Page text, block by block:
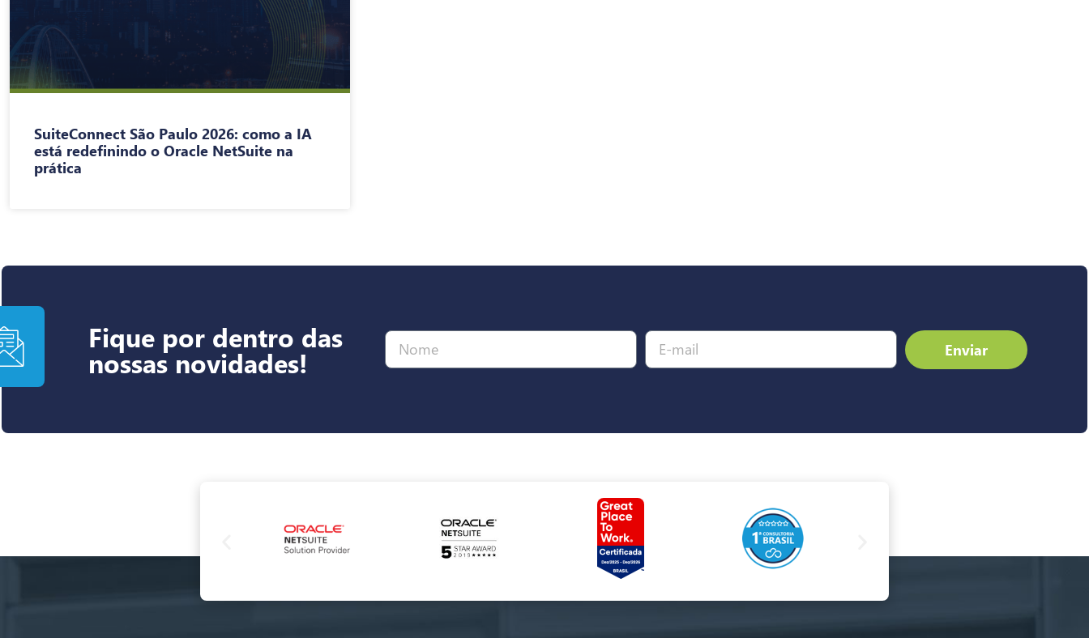
SuiteConnect São Paulo 2026: como a IA
está redefinindo o Oracle NetSuite na
prática
Fique por dentro das
nossas novidades! Enviar